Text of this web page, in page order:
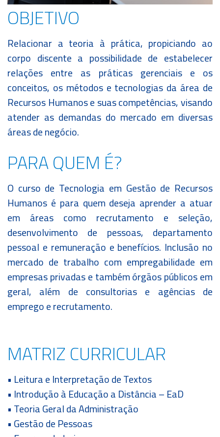
OBJETIVO
Relacionar a teoria à prática, propiciando ao
corpo discente a possibilidade de estabelecer
relações entre as práticas gerenciais e os
conceitos, os métodos e tecnologias da área de
Recursos Humanos e suas competências, visando
atender as demandas do mercado em diversas
áreas de negócio.
PARA QUEM É?
O curso de Tecnologia em Gestão de Recursos
Humanos é para quem deseja aprender a atuar
em áreas como recrutamento e seleção,
desenvolvimento de pessoas, departamento
pessoal e remuneração e benefícios. Inclusão no
mercado de trabalho com empregabilidade em
empresas privadas e também órgãos públicos em
geral, além de consultorias e agências de
emprego e recrutamento.
MATRIZ CURRICULAR
• Leitura e Interpretação de Textos
• Introdução à Educação a Distância – EaD
• Teoria Geral da Administração
• Gestão de Pessoas